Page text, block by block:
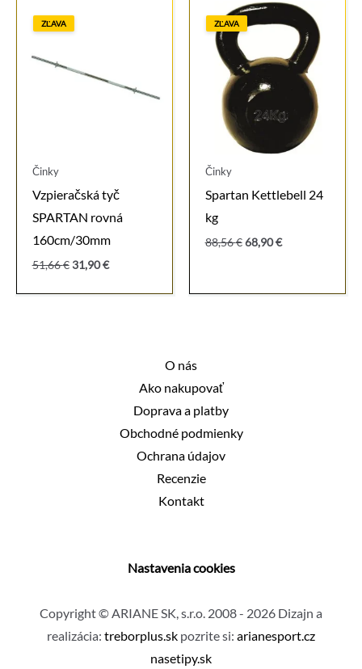
ZĽAVA
Činky
Vzpieračská tyč
SPARTAN rovná
160cm/30mm
51,66€ Pôvodná
bola:
31,90€Aktuálna
je:
ZĽAVA
Činky
Spartan Kettlebell 24
kg
88,56€ Pôvodná
68,90€Aktuálna
O nás
Ako nakupovať
Doprava a platby
Obchodné podmienky
Ochrana údajov
Recenzie
Kontakt
Nastavenia cookies
Copyright © ARIANE SK, s.r.o. 2008 - 2026 Dizajn a
realizácia: treborplus.sk pozrite si: arianesport.cz
nasetipy.sk